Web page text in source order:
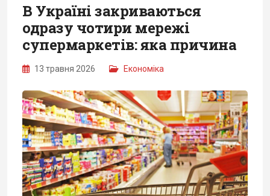
В Україні закриваються
одразу чотири мережі
супермаркетів: яка причина
13 травня 2026 Економіка